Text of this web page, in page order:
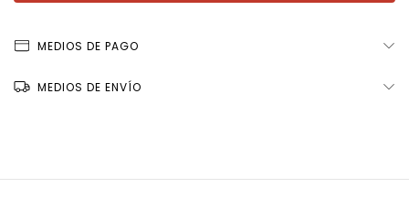
MEDIOS DE PAGO
MEDIOS DE ENVÍO